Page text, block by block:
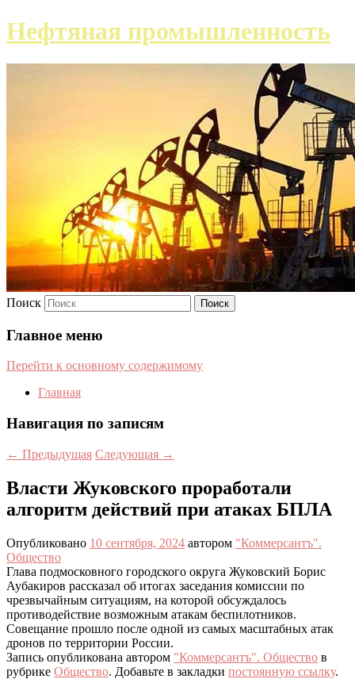
Нефтяная промышленность
Поиск
Главное меню
Перейти к основному содержимому
Главная
Навигация по записям
← Предыдущая Следующая →
Власти Жуковского проработали
алгоритм действий при атаках БПЛА
Опубликовано 10 сентября, 2024 автором "Коммерсантъ".
Общество
Глава подмосковного городского округа Жуковский Борис
Аубакиров рассказал об итогах заседания комиссии по
чрезвычайным ситуациям, на которой обсуждалось
противодействие возможным атакам беспилотников.
Совещание прошло после одной из самых масштабных атак
дронов по территории России.
Запись опубликована автором "Коммерсантъ". Общество в
рубрике Общество. Добавьте в закладки постоянную ссылку.